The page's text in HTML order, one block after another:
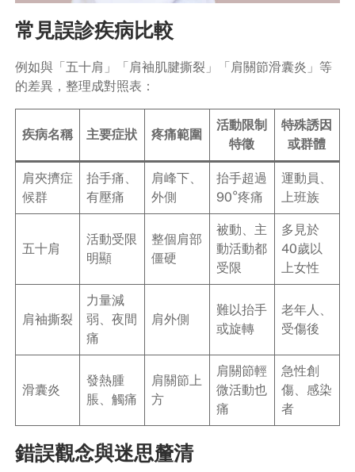
常見誤診疾病比較
例如與「五十肩」「肩袖肌腱撕裂」「肩關節滑囊炎」等
的差異，整理成對照表：
疾病名稱 主要症狀 疼痛範圍
活動限制
特徵
特殊誘因
或群體
肩夾擠症
候群
抬手痛、
有壓痛
肩峰下、
外側
抬手超過
90°疼痛
運動員、
上班族
五十肩
活動受限
明顯
整個肩部
僵硬
被動、主
動活動都
受限
多見於
40歲以
上女性
肩袖撕裂
力量減
弱、夜間
痛
肩外側
難以抬手
或旋轉
老年人、
受傷後
滑囊炎
發熱腫
脹、觸痛
肩關節上
方
肩關節輕
微活動也
痛
急性創
傷、感染
者
錯誤觀念與迷思釐清